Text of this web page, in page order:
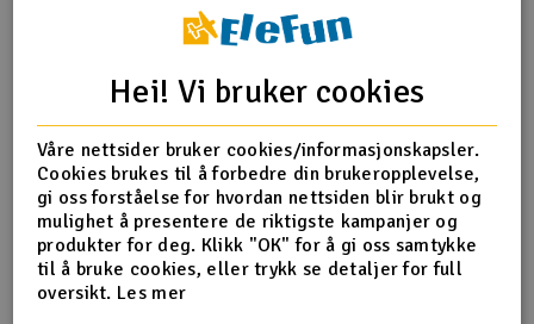
Smarthjem, lek & hobby
Solenergi
Sparkesykler & elkjøretøy
Verktøy, utstyr & tilbehør
Gavekort
Panzer Dunkelgelb 1943 German Army WWII. Vannbasert
akrylmaling er enkelt å bruke, og ideell for både pensel og
airbrush. Den er pålitelig og gir kvalitetsresultater.
Malingen er ikke giftig, ikke brannfarlig, og uten skadelig
avdampning. Flaskenes doseringstut kan du bruke for å få
ut en nøyaktig mengde, eller du kan skru av hele toppen og
dyppe penselen direkte.
Det anbefales å riste beholderen godt før bruk.
Innhold
20ml
F.S.
36622
Hei! Vi bruker cookies
Våre nettsider bruker cookies/informasjonskapsler.
Cookies brukes til å forbedre din brukeropplevelse,
gi oss forståelse for hvordan nettsiden blir brukt og
mulighet å presentere de riktigste kampanjer og
produkter for deg. Klikk "OK" for å gi oss samtykke
til å bruke cookies, eller trykk se detaljer for full
oversikt. Les mer